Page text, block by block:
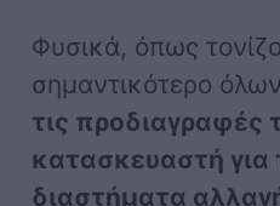
Φυσικά, όπως
σημαντικότερο όλων
τις προδιαγραφές
κατασκευαστή για
διαστήματα